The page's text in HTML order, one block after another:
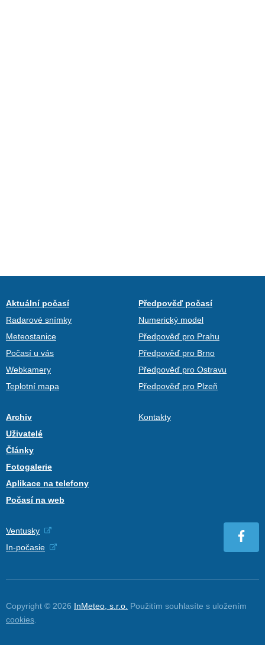
Aktuální počasí
Radarové snímky
Meteostanice
Počasí u vás
Webkamery
Teplotní mapa
Předpověď počasí
Numerický model
Předpověď pro Prahu
Předpověď pro Brno
Předpověď pro Ostravu
Předpověď pro Plzeň
Archiv
Uživatelé
Články
Fotogalerie
Aplikace na telefony
Počasí na web
Kontakty
Ventusky
In-počasie
Copyright © 2026 InMeteo, s.r.o. Použitím souhlasíte s uložením
cookies